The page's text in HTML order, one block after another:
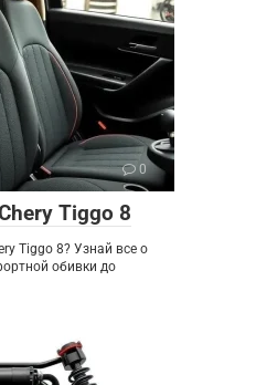
0
Tiggo 8
Tiggo 8? Узнай все о
обивки до